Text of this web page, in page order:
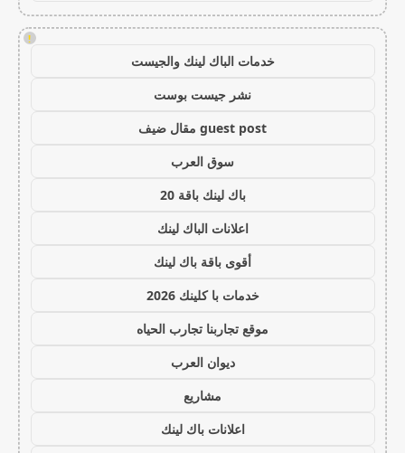
!
خدمات الباك لينك والجيست
نشر جيست بوست
guest post مقال ضيف
سوق العرب
باك لينك باقة 20
اعلانات الباك لينك
أقوى باقة باك لينك
خدمات با كلينك 2026
موقع تجاربنا تجارب الحياه
ديوان العرب
مشاريع
اعلانات باك لينك